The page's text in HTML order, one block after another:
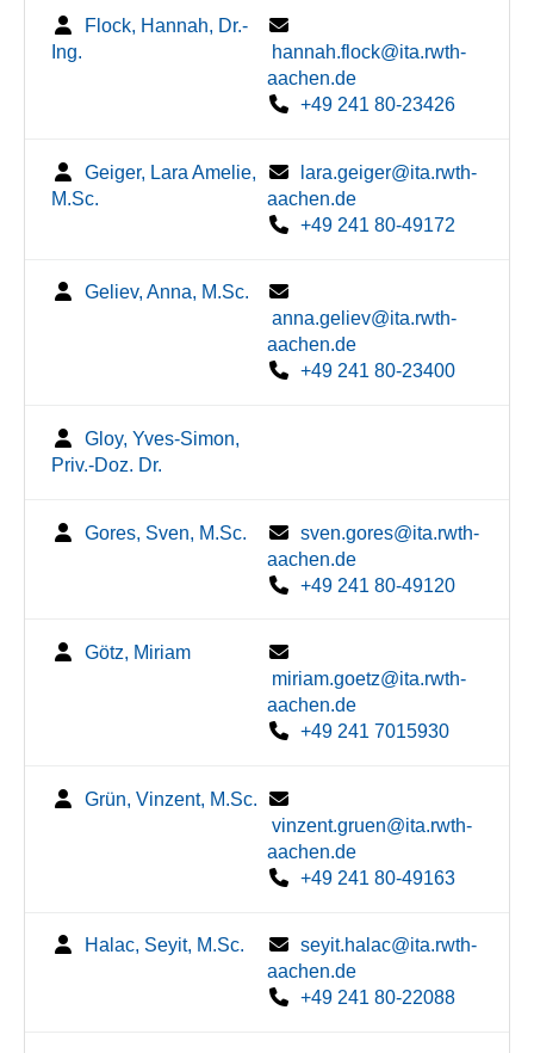
Flock, Hannah, Dr.-
Ing.
hannah.flock@ita.rwth-
aachen.de
+49 241 80-23426
Geiger, Lara Amelie,
M.Sc.
lara.geiger@ita.rwth-
aachen.de
+49 241 80-49172
Geliev, Anna, M.Sc.
anna.geliev@ita.rwth-
aachen.de
+49 241 80-23400
Gloy, Yves-Simon,
Priv.-Doz. Dr.
Gores, Sven, M.Sc.
sven.gores@ita.rwth-
aachen.de
+49 241 80-49120
Götz, Miriam
miriam.goetz@ita.rwth-
aachen.de
+49 241 7015930
Grün, Vinzent, M.Sc.
vinzent.gruen@ita.rwth-
aachen.de
+49 241 80-49163
Halac, Seyit, M.Sc.
seyit.halac@ita.rwth-
aachen.de
+49 241 80-22088